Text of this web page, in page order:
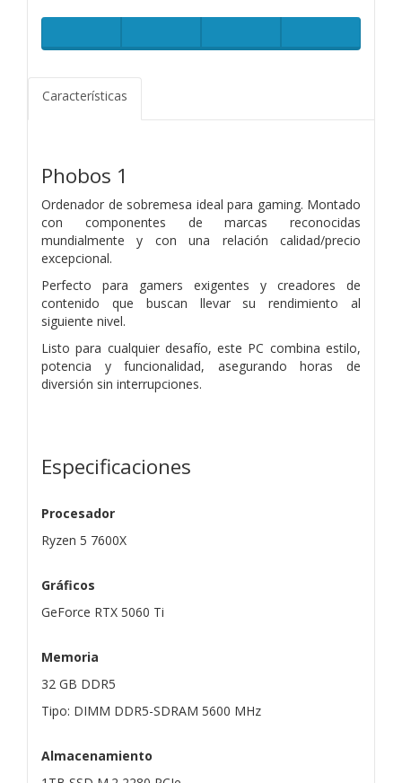
Características
Phobos 1
Ordenador de sobremesa ideal para gaming. Montado
con componentes de marcas reconocidas
mundialmente y con una relación calidad/precio
excepcional.
Perfecto para gamers exigentes y creadores de
contenido que buscan llevar su rendimiento al
siguiente nivel.
Listo para cualquier desafío, este PC combina estilo,
potencia y funcionalidad, asegurando horas de
diversión sin interrupciones.
Especificaciones
Procesador
Ryzen 5 7600X
Gráficos
GeForce RTX 5060 Ti
Memoria
32 GB DDR5
Tipo: DIMM DDR5-SDRAM 5600 MHz
Almacenamiento